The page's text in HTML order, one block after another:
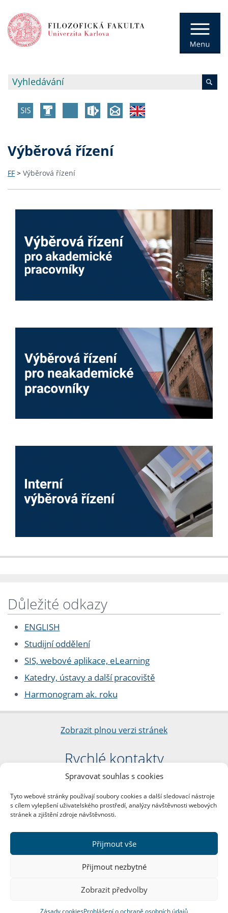
Spravovat souhlas s cookies
Tyto webové stránky používají soubory cookies a další sledovací nástroje
s cílem vylepšení uživatelského prostředí, analýzy návštěvnosti webových
stránek a zjištění zdroje návštěvnosti.
Přijmout vše
Přijmout nezbytné
Zobrazit předvolby
Zásady cookiesProhlášení o ochraně osobních údajů
Výběrová řízení
FF > Výběrová řízení
Důležité odkazy
ENGLISH
Studijní oddělení
SIS, webové aplikace, eLearning
Katedry, ústavy a další pracoviště
Harmonogram ak. roku
Zobrazit plnou verzi stránek
Rychlé kontakty
Filozofická fakulta
nám. Jana Palacha 1/2
116 38 Praha 1
DIČ: CZ00216208
Další kontakty